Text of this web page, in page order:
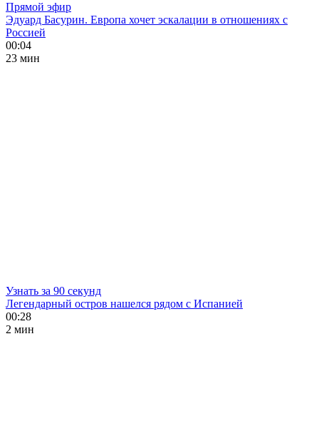
Прямой эфир
Эдуард Басурин. Европа хочет эскалации в отношениях с
Россией
00:04
23 мин
Узнать за 90 секунд
Легендарный остров нашелся рядом с Испанией
00:28
2 мин